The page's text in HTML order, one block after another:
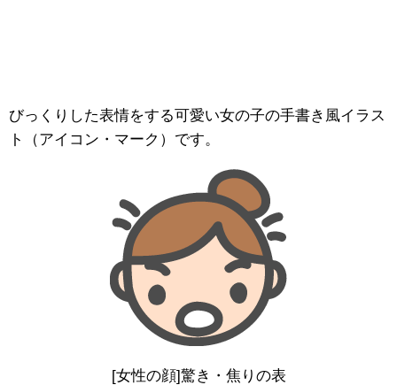
びっくりした表情をする可愛い女の子の手書き風イラス
ト（アイコン・マーク）です。
[女性の顔]驚き・焦りの表